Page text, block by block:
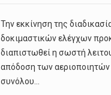
Την εκκίνηση της
δοκιμαστικών ελέγχων
διαπιστωθεί η σωστή
απόδοση των αεριοποιητών
συνόλου...